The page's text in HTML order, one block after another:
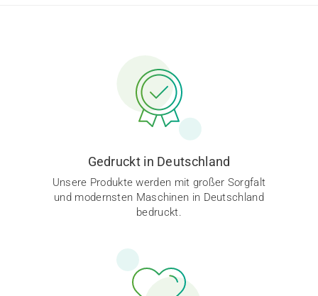
Gedruckt in Deutschland
Unsere Produkte werden mit großer Sorgfalt
und modernsten Maschinen in Deutschland
bedruckt.